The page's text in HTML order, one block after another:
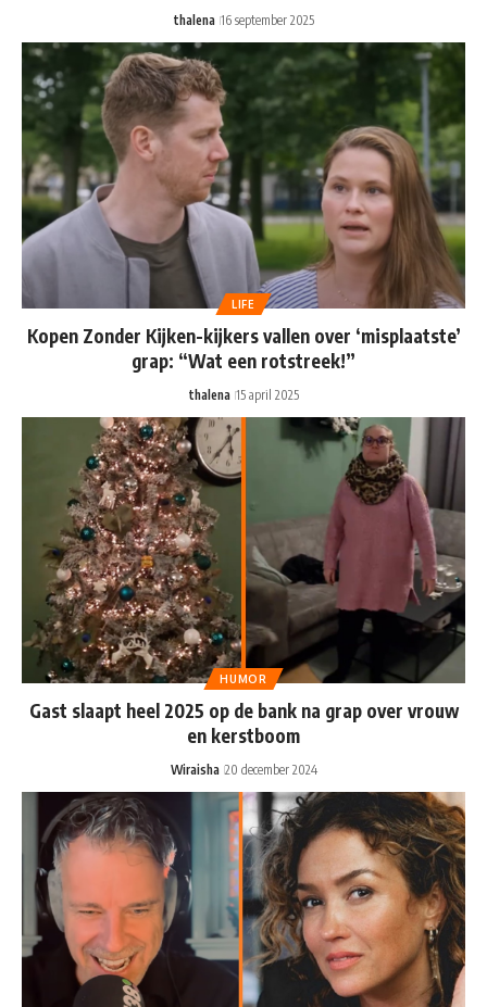
thalena 16 september 2025
LIFE
Kopen Zonder Kijken-kijkers vallen over ‘misplaatste’
grap: “Wat een rotstreek!”
thalena 15 april 2025
HUMOR
Gast slaapt heel 2025 op de bank na grap over vrouw
en kerstboom
Wiraisha 20 december 2024